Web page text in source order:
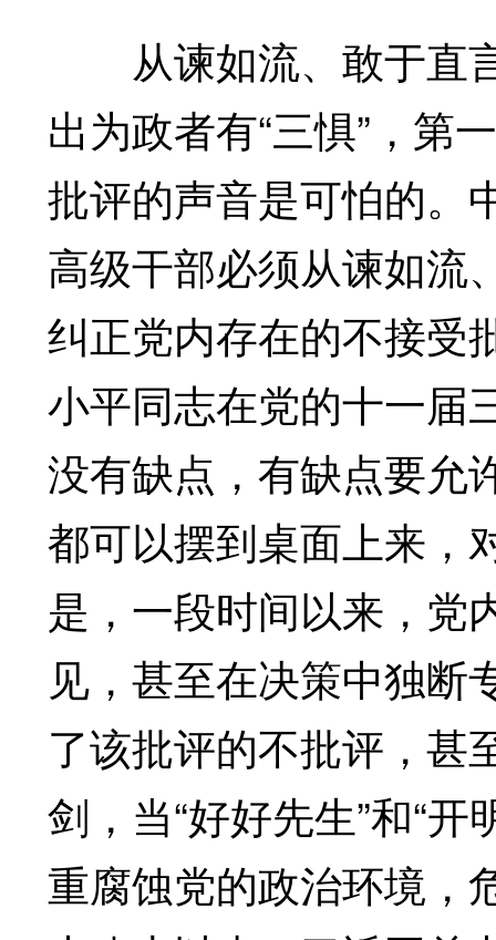
从谏如流、敢于直
出为政者有“三惧”，第
批评的声音是可怕的。
高级干部必须从谏如流
纠正党内存在的不接受
小平同志在党的十一届
没有缺点，有缺点要允
都可以摆到桌面上来，
是，一段时间以来，党
见，甚至在决策中独断
了该批评的不批评，甚
剑，当“好好先生”和“
重腐蚀党的政治环境，